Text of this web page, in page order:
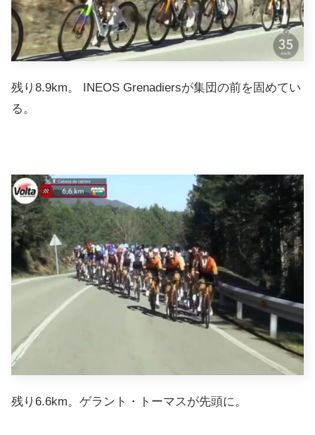
残り8.9km。 INEOS Grenadiersが集団の前を固めてい
る。
残り6.6km。ゲラント・トーマスが先頭に。